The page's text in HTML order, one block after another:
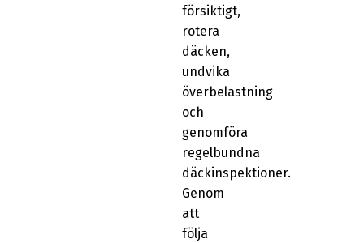
försiktigt,
rotera
däcken,
undvika
överbelastning
och
genomföra
regelbundna
däckinspektioner.
Genom
att
följa